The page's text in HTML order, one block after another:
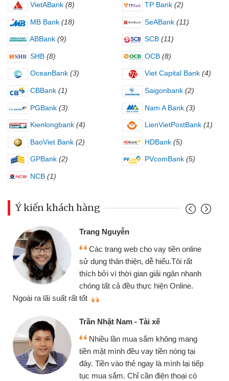
VietABank (8) TP Bank (2)
MB Bank (18) SeABank (11)
ABBank (9) SCB (11)
SHB (8) OCB (8)
OceanBank (3) Viet Capital Bank (4)
CBBank (1) Saigonbank (2)
PGBank (3) Nam A Bank (3)
Kienlongbank (4) LienVietPostBank (1)
BaoViet Bank (2) HDBank (5)
GPBank (2) PVcomBank (5)
NCB (1)
Ý kiến khách hàng
Trang Nguyễn
Các trang web cho vay tiền online
sử dụng thân thiện, dễ hiểu.Tôi rất
thích bởi vì thời gian giải ngân nhanh
chóng tất cả đều thực hiện Online.
Ngoài ra lãi suất rất tốt
Trần Nhật Nam - Tài xế
Nhiều lần mua sắm không mang
tiền mặt mình đều vay tiền nóng tại
đây. Tiền vào thẻ ngay là mình lại tiếp
tục mua sắm. Chỉ cần điện thoại có